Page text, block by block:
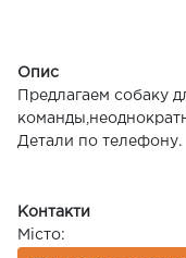
Опис
Предлагаем собаку
Детали по телефону.
Контакти
Місто: